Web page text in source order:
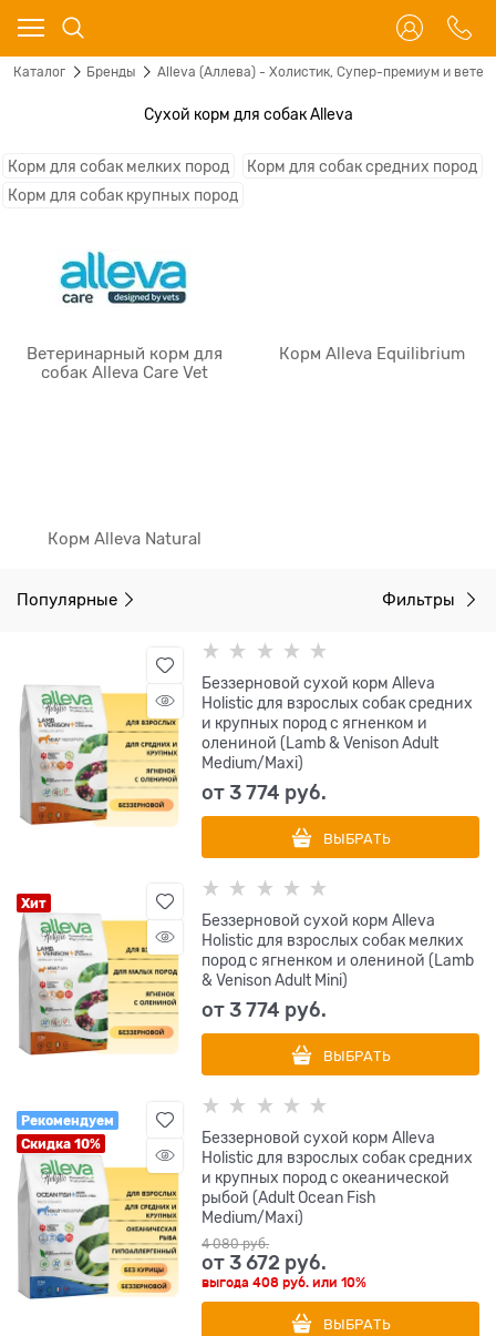
Каталог Бренды Alleva (Аллева) - Холистик, Супер-премиум и
Сухой корм для собак Alleva
Корм для собак мелких пород
Корм для собак средних пород
Корм для собак крупных пород
Ветеринарный корм для
собак Alleva Care Vet
Корм Alleva Equilibrium
Корм Alleva Natural
Популярные Фильтры
Беззерновой сухой корм Alleva
Holistic для взрослых собак средних
и крупных пород с ягненком и
олениной (Lamb & Venison Adult
Medium/Maxi)
от3 774 руб.
ВЫБРАТЬ
Хит
Беззерновой сухой корм Alleva
Holistic для взрослых собак мелких
пород с ягненком и олениной (Lamb
& Venison Adult Mini)
от3 774 руб.
ВЫБРАТЬ
Рекомендуем
Скидка 10%
Беззерновой сухой корм Alleva
Holistic для взрослых собак средних
и крупных пород с океанической
рыбой (Adult Ocean Fish
Medium/Maxi)
4 080 руб.
от3 672 руб.
выгода408 руб. или10%
ВЫБРАТЬ